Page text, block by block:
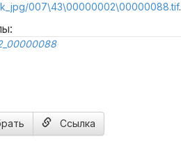
007\43\00000002\00000088.tif.
Ссылка